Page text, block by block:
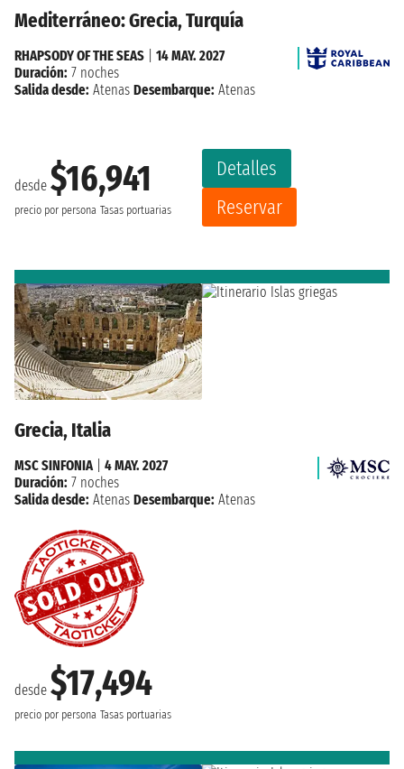
Mediterráneo: Grecia, Turquía
desde $16,941
precio por persona Tasas portuarias
Detalles
Reservar
RHAPSODY OF THE SEAS
14 MAY. 2027
Duración: 7 noches
Salida desde: Atenas Desembarque: Atenas
Grecia, Italia
desde $17,494
precio por persona Tasas portuarias
MSC SINFONIA| 4 MAY. 2027
Duración: 7 noches
Salida desde: Atenas Desembarque: Atenas